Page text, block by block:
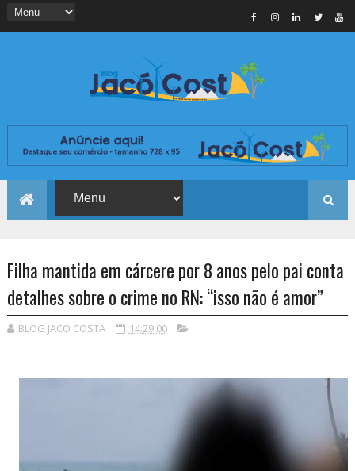
Filha mantida em cárcere por 8 anos pelo pai conta
detalhes sobre o crime no RN: “isso não é amor”
BLOG JACÓ COSTA 14:29:00